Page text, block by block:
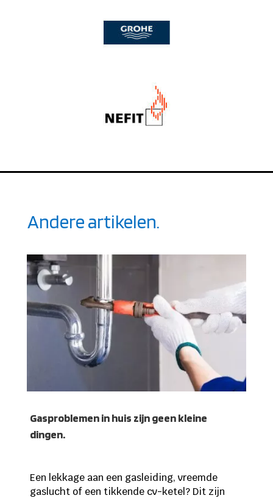
Andere artikelen.
Gasproblemen in huis zijn geen kleine
dingen.
Een lekkage aan een gasleiding, vreemde
gaslucht of een tikkende cv-ketel? Dit zijn